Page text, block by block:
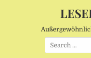
Search
for: